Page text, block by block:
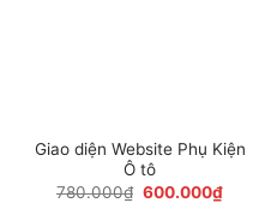
Giao diện Website Phụ Kiện
Ô tô
780.000₫ Giá
600.000₫Giá